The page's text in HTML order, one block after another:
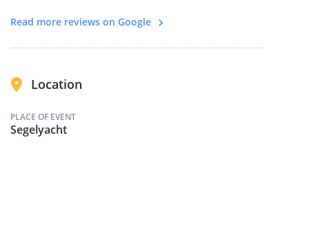
Read more reviews on Google
Location
PLACE OF EVENT
Segelyacht